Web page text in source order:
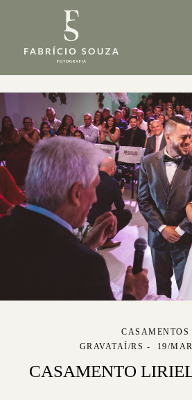
CASAMENTOS
GRAVATAÍ/RS
19/
CASAMENTO